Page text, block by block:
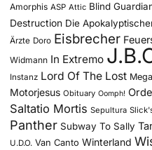
Amorphis ASP Attic Blind
Destruction Die
Ärzte Doro Eisbrecher
Widmann In Extremo
Instanz Lord Of The Lost
Motorjesus Obituary Oomph!
Saltatio Mortis Sepultura
Panther Subway To Sally
U.D.O. Van Canto Winterland